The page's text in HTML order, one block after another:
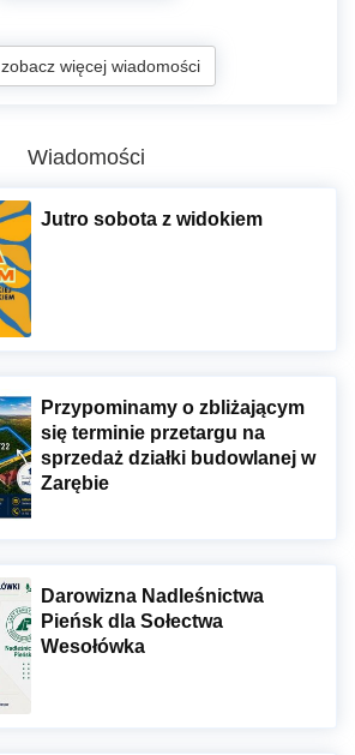
zobacz więcej wiadomości
Wiadomości
Jutro sobota z widokiem
Przypominamy o zbliżającym
się terminie przetargu na
sprzedaż działki budowlanej w
Zarębie
Darowizna Nadleśnictwa
Pieńsk dla Sołectwa
Wesołówka